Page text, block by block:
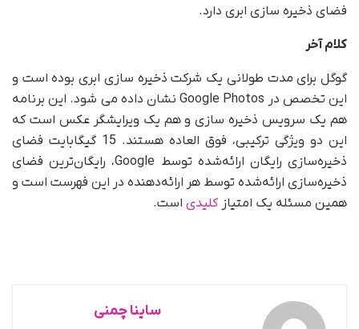
فضای ذخیره سازی ابری دارد.
کلام آخر
گوگل برای مدت طولانی یک شرکت ذخیره سازی ابری بوده است و
این تخصص در Google Photos نشان داده می شود. این برنامه
هم یک سرویس ذخیره سازی و هم یک ویرایشگر عکس است که
این دو ویژگی ترکیبی، فوق العاده هستند. 15 گیگابایت فضای
ذخیره‌سازی رایگان ارائه‌شده توسط Google، رایگان‌ترین فضای
ذخیره‌سازی ارائه‌شده توسط هر ارائه‌دهنده در این فهرست است و
همین مسئله یک امتیازکلیدی است.
ساینا چمنی